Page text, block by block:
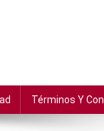
Términos Y